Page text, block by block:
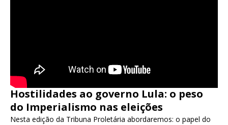
Hostilidades ao governo Lula: o peso
do Imperialismo nas eleições
Nesta edição da Tribuna Proletária abordaremos: o papel do